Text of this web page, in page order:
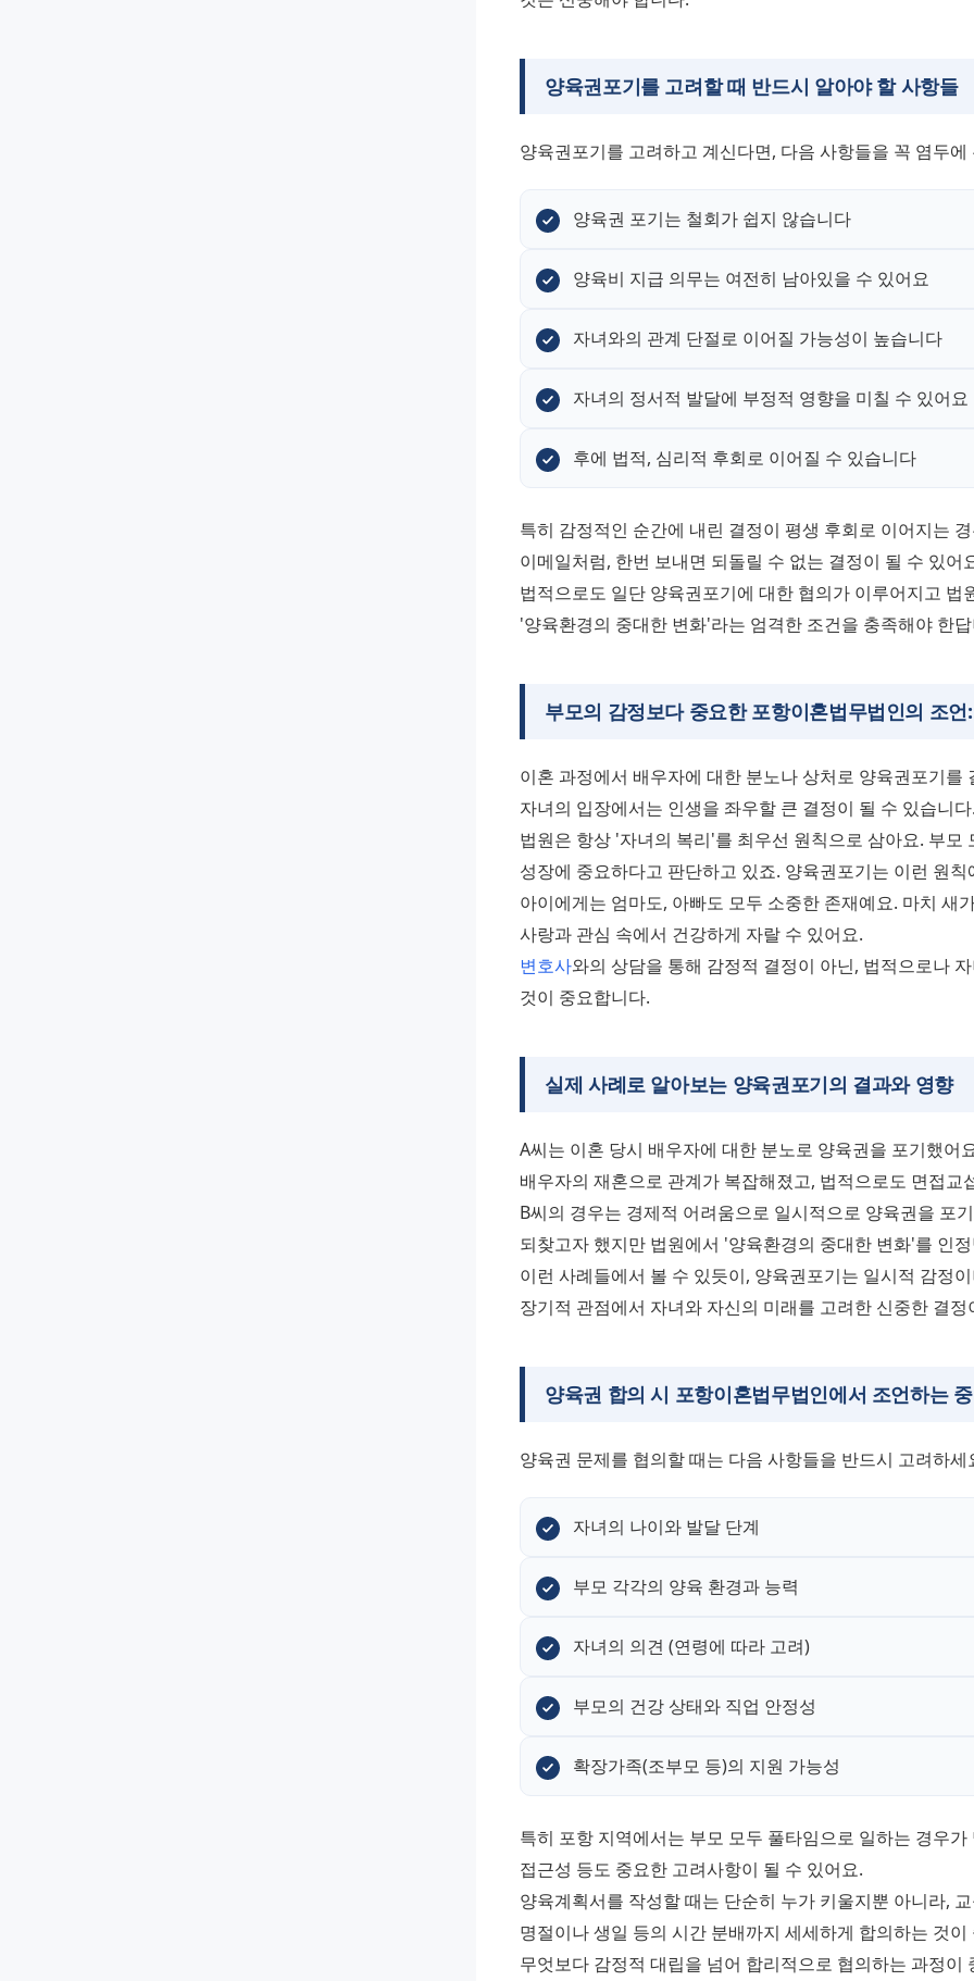
양육권포기를 고려할 때 반드시 알아야 할 사항들
양육권포기를 고려하고 계신다면, 다음 사항들을 꼭 염두에
양육권 포기는 철회가 쉽지 않습니다
양육비 지급 의무는 여전히 남아있을 수 있어요
자녀와의 관계 단절로 이어질 가능성이 높습니다
자녀의 정서적 발달에 부정적 영향을 미칠 수 있어요
후에 법적, 심리적 후회로 이어질 수 있습니다
특히 감정적인 순간에 내린 결정이 평생 후회로 이어지는
이메일처럼, 한번 보내면 되돌릴 수 없는 결정이 될 수 있어
법적으로도 일단 양육권포기에 대한 협의가 이루어지고
'양육환경의 중대한 변화'라는 엄격한 조건을 충족해야 한
부모의 감정보다 중요한포항이혼법무법인의 조언
이혼 과정에서 배우자에 대한 분노나 상처로 양육권포기를
자녀의 입장에서는 인생을 좌우할 큰 결정이 될 수 있습니
법원은 항상 '자녀의 복리'를 최우선 원칙으로 삼아요. 부
성장에 중요하다고 판단하고 있죠. 양육권포기는 이런 원
아이에게는 엄마도, 아빠도 모두 소중한 존재예요. 마치 새
사랑과 관심 속에서 건강하게 자랄 수 있어요.
변호사와의 상담을 통해 감정적 결정이 아닌, 법적으로나
것이 중요합니다.
실제 사례로 알아보는 양육권포기의 결과와 영향
A씨는 이혼 당시 배우자에 대한 분노로 양육권을 포기했어
배우자의 재혼으로 관계가 복잡해졌고, 법적으로도 면접
B씨의 경우는 경제적 어려움으로 일시적으로 양육권을 포
되찾고자 했지만 법원에서 '양육환경의 중대한 변화'를 인
이런 사례들에서 볼 수 있듯이, 양육권포기는 일시적 감정
장기적 관점에서 자녀와 자신의 미래를 고려한 신중한 결
양육권 합의 시 포항이혼법무법인에서 조언하는
양육권 문제를 협의할 때는 다음 사항들을 반드시 고려하세
자녀의 나이와 발달 단계
부모 각각의 양육 환경과 능력
자녀의 의견 (연령에 따라 고려)
부모의 건강 상태와 직업 안정성
확장가족(조부모 등)의 지원 가능성
특히 포항 지역에서는 부모 모두 풀타임으로 일하는 경우
접근성 등도 중요한 고려사항이 될 수 있어요.
양육계획서를 작성할 때는 단순히 누가 키울지뿐 아니라,
명절이나 생일 등의 시간 분배까지 세세하게 합의하는 것
무엇보다 감정적 대립을 넘어 합리적으로 협의하는 과정이